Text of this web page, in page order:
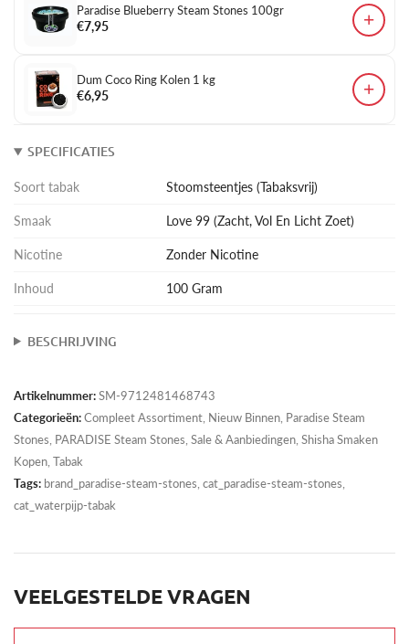
Paradise Blueberry Steam Stones 100gr
€7,95
+
Dum Coco Ring Kolen 1 kg
€6,95
+
SPECIFICATIES
Soort tabak Stoomsteentjes (Tabaksvrij)
Smaak Love 99 (Zacht, Vol En Licht Zoet)
Nicotine Zonder Nicotine
Inhoud 100 Gram
BESCHRIJVING
Artikelnummer:SM-9712481468743
Categorieën:Compleet Assortiment Nieuw Binnen Paradise Steam
Stones PARADISE Steam Stones Sale & Aanbiedingen Shisha Smaken
Kopen Tabak
Tags: brand_paradise-steam-stones, cat_paradise-steam-stones,
cat_waterpijp-tabak
VEELGESTELDE VRAGEN